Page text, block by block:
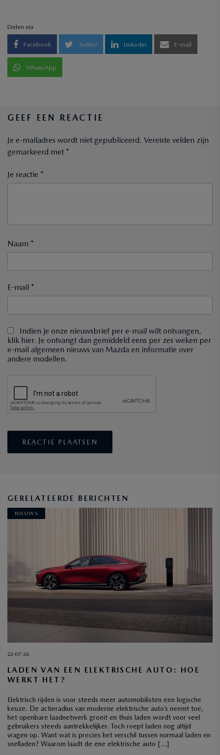
Delen via
Facebook Twitter Linkedin E-mail
WhatsApp
GEEF EEN REACTIE
Je e-mailadres wordt niet gepubliceerd. Vereiste velden zijn
gemarkeerd met *
Je reactie *
Naam *
E-mail *
Indien je onze nieuwsbrief per e-mail wilt ontvangen,
klik hier. Je ontvangt dan gemiddeld eens per zes weken per
e-mail algemeen nieuws van Mazda en informatie over
andere modellen.
GERELATEERDE BERICHTEN
NIEUWS
22-07-26
LADEN VAN EEN ELEKTRISCHE AUTO: HOE
WERKT HET?
Elektrisch rijden is voor steeds meer automobilisten een logische
keuze. De actieradius van moderne elektrische auto’s neemt toe,
het openbare laadnetwerk groeit en thuis laden wordt voor veel
gebruikers steeds aantrekkelijker. Toch roept laden nog altijd
vragen op. Want wat is precies het verschil tussen normaal laden en
snelladen? Waarom laadt de ene elektrische auto […]